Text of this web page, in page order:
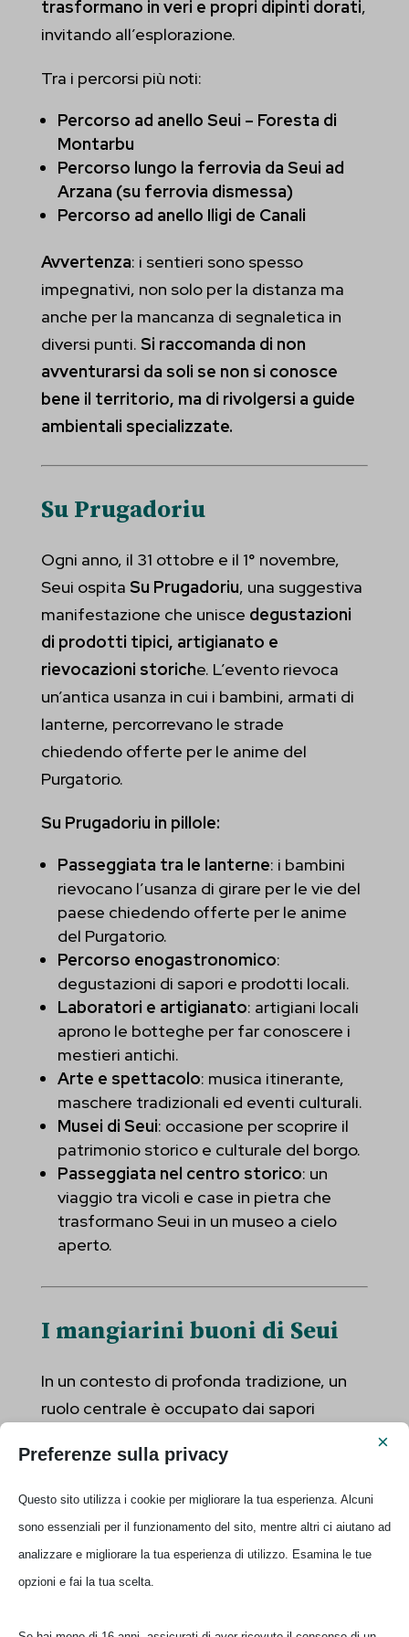
trasformano in veri e propri dipinti dorati,
invitando all’esplorazione.
Tra i percorsi più noti:
Percorso ad anello Seui – Foresta di
Montarbu
Percorso lungo la ferrovia da Seui ad
Arzana (su ferrovia dismessa)
Percorso ad anello Iligi de Canali
Avvertenza: i sentieri sono spesso
impegnativi, non solo per la distanza ma
anche per la mancanza di segnaletica in
diversi punti. Si raccomanda di non
avventurarsi da soli se non si conosce
bene il territorio, ma di rivolgersi a guide
ambientali specializzate.
Su Prugadoriu
Ogni anno, il 31 ottobre e il 1° novembre,
Seui ospita Su Prugadoriu, una suggestiva
manifestazione che unisce degustazioni
di prodotti tipici, artigianato e
rievocazioni storiche. L’evento rievoca
un’antica usanza in cui i bambini, armati di
lanterne, percorrevano le strade
chiedendo offerte per le anime del
Purgatorio.
Su Prugadoriu in pillole:
Passeggiata tra le lanterne: i bambini
rievocano l’usanza di girare per le vie del
paese chiedendo offerte per le anime
del Purgatorio.
Percorso enogastronomico:
degustazioni di sapori e prodotti locali.
Laboratori e artigianato: artigiani locali
aprono le botteghe per far conoscere i
mestieri antichi.
Arte e spettacolo: musica itinerante,
maschere tradizionali ed eventi culturali.
Musei di Seui: occasione per scoprire il
patrimonio storico e culturale del borgo.
Passeggiata nel centro storico: un
viaggio tra vicoli e case in pietra che
trasformano Seui in un museo a cielo
aperto.
I mangiarini buoni di Seui
In un contesto di profonda tradizione, un
ruolo centrale è occupato dai sapori
castagne, salumi e formaggi che
raccontano il gusto del territorio.
Un’autentica specialità da non perdere è
su pani e saba, un dolce cerimoniale le cui
origini si perdono nella notte dei tempi.
Preferenze sulla privacy
×
Questo sito utilizza i cookie per migliorare la tua esperienza. Alcuni
sono essenziali per il funzionamento del sito, mentre altri ci aiutano ad
analizzare e migliorare la tua esperienza di utilizzo. Esamina le tue
opzioni e fai la tua scelta.